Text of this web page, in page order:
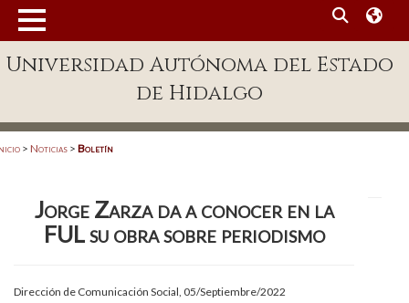
Enlaces
Patronato
Publicaciones en línea
Universidad Autónoma del Estado
de Hidalgo
> Noticias > Boletín
Jorge Zarza da a conocer en la
FUL su obra sobre periodismo
Dirección de Comunicación Social, 05/Septiembre/2022